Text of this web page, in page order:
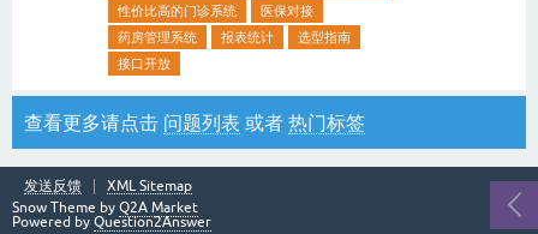
性价比高的门诊系统
医保对接
药房管理系统
报表统计
选型指南
接口开放
查看更多请点击 问题列表 或者 热门标签
发送反馈
XML Sitemap
Snow Theme by Q2A Market
Powered by Question2Answer